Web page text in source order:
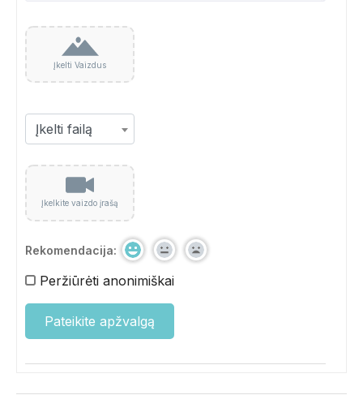
Įkelti Vaizdus
Įkelkite vaizdo įrašą
Rekomendacija:
Peržiūrėti anonimiškai